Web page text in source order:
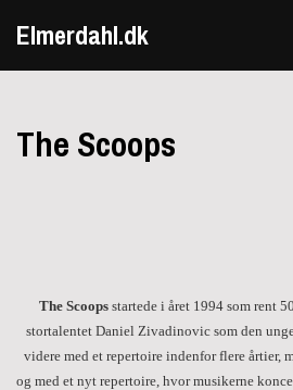
Elmerdahl.dk
The Scoops
The Scoops startede i året 1994 som rent
stortalentet Daniel Zivadinovic som den
videre med et repertoire indenfor flere årtier,
og med et nyt repertoire, hvor musikerne